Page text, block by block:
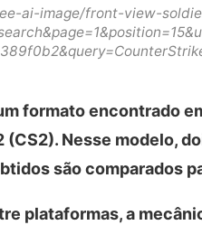
ai-image/front-view-
formato encontrado
Nesse modelo,
são comparados
plataformas, a